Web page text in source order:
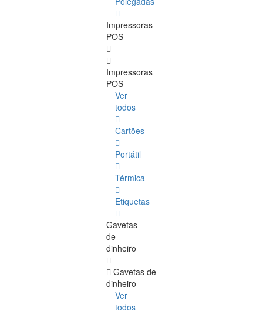
Impressoras
POS
Impressoras
POS
Ver
todos
Cartões
Portátil
Térmica
Etiquetas
Gavetas
de
dinheiro
Gavetas de
dinheiro
Ver
todos